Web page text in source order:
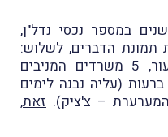
במספר נכסי נדל"ן,
תמונת הדברים, לשלוש:
הקרקע נשוא המחלוקת בערעור, 5 משרדים המניבים
(עליה נבנה לימים
– צ'ציק). זאת,